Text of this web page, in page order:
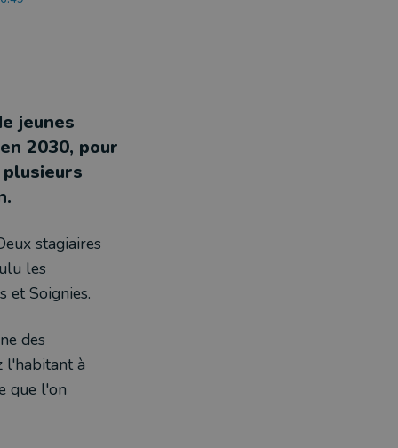
jeunes
2030, pour
stagiaires
les
et Soignies.
des
l'habitant à
que l'on